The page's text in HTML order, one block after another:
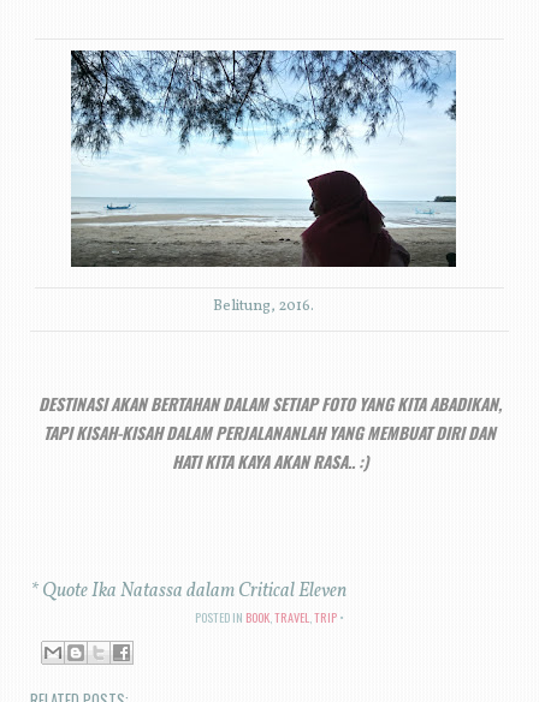
Belitung, 2016.
DESTINASI AKAN BERTAHAN DALAM SETIAP FOTO YANG KITA ABADIKAN,
TAPI KISAH-KISAH DALAM PERJALANANLAH YANG MEMBUAT DIRI DAN
HATI KITA KAYA AKAN RASA.. :)
*Quote Ika Natassa dalam Critical Eleven
POSTED IN BOOK,TRAVEL,TRIP